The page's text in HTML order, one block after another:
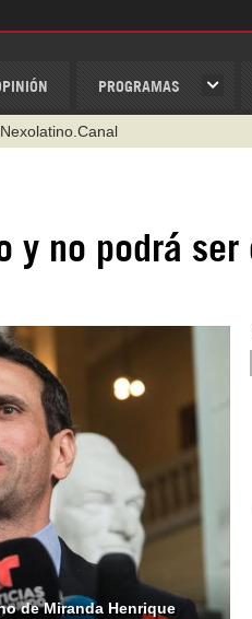
PROGRAMAS
y no podrá ser
de Miranda Henrique